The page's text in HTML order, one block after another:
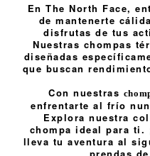
En The North Face,
de mantenerte
disfrutas de tus
Nuestras chompas
diseñadas
que buscan
Con nuestras
enfrentarte al frío
Explora nuestra
chompa ideal para ti.
lleva tu aventura al